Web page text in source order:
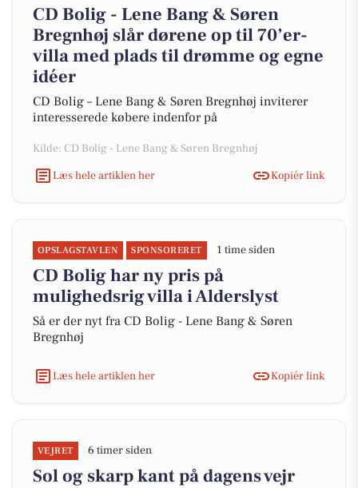
CD Bolig - Lene Bang & Søren
Bregnhøj slår dørene op til 70’er-
villa med plads til drømme og egne
idéer
CD Bolig – Lene Bang & Søren Bregnhøj inviterer
interesserede købere indenfor på
Kilde: CD Bolig - Lene Bang & Søren Bregnhøj
Læs hele artiklen her
Kopiér link
OPSLAGSTAVLEN SPONSORERET 1 time siden
CD Bolig har ny pris på
mulighedsrig villa i Alderslyst
Så er der nyt fra CD Bolig - Lene Bang & Søren
Bregnhøj
Læs hele artiklen her Kopiér link
VEJRET 6 timer siden
Sol og skarp kant på dagens vejr